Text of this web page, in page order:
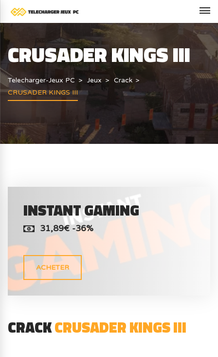
CRUSADER KINGS III
Telecharger-Jeux PC Jeux
Crack
CRUSADER KINGS III
INSTANT GAMING
31,89€ -36%
ACHETER
CRACKCRUSADER KINGS III